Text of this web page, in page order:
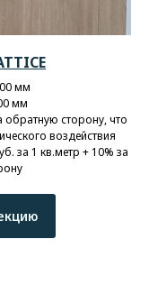
мм
мм
обратную сторону, что
воздействия
за 1 кв.метр + 10% за